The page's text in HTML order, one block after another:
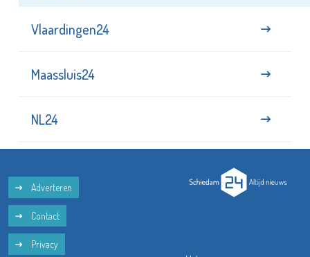
Vlaardingen24
Maassluis24
NL24
Adverteren
Contact
Privacy